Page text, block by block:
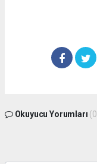
Okuyucu Yorumları